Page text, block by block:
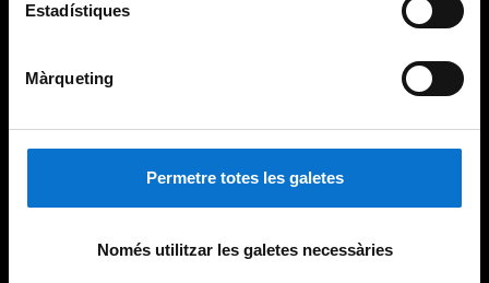
Estadístiques
Màrqueting
Permetre totes les galetes
Només utilitzar les galetes necessàries